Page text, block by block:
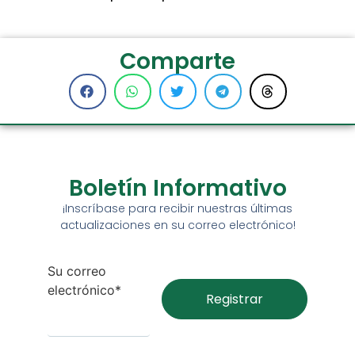
Comparte
Boletín Informativo
¡Inscríbase para recibir nuestras últimas
actualizaciones en su correo electrónico!
Su correo
electrónico*